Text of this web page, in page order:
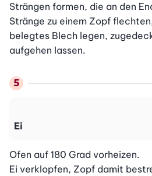
Strängen formen, die an den
Stränge zu einem Zopf
belegtes Blech legen,
aufgehen lassen.
Ei
Ofen auf 180 Grad vorheizen.
Ei verklopfen, Zopf damit